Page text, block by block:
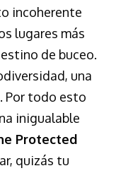
incoherente
lugares más
de buceo.
una
Por todo esto
inigualable
Protected
quizás tu